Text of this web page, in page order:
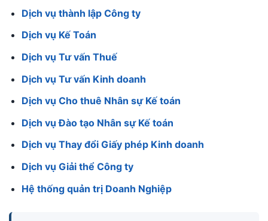
Dịch vụ thành lập Công ty
Dịch vụ Kế Toán
Dịch vụ Tư vấn Thuế
Dịch vụ Tư vấn Kinh doanh
Dịch vụ Cho thuê Nhân sự Kế toán
Dịch vụ Đào tạo Nhân sự Kế toán
Dịch vụ Thay đổi Giấy phép Kinh doanh
Dịch vụ Giải thể Công ty
Hệ thống quản trị Doanh Nghiệp